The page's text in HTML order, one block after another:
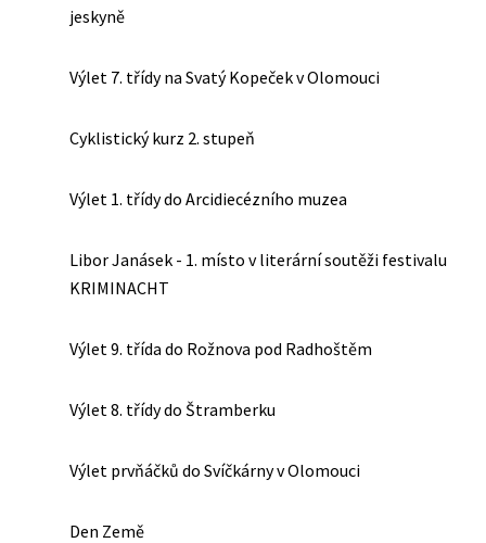
jeskyně
Výlet 7. třídy na Svatý Kopeček v Olomouci
Cyklistický kurz 2. stupeň
Výlet 1. třídy do Arcidiecézního muzea
Libor Janásek - 1. místo v literární soutěži festivalu
KRIMINACHT
Výlet 9. třída do Rožnova pod Radhoštěm
Výlet 8. třídy do Štramberku
Výlet prvňáčků do Svíčkárny v Olomouci
Den Země